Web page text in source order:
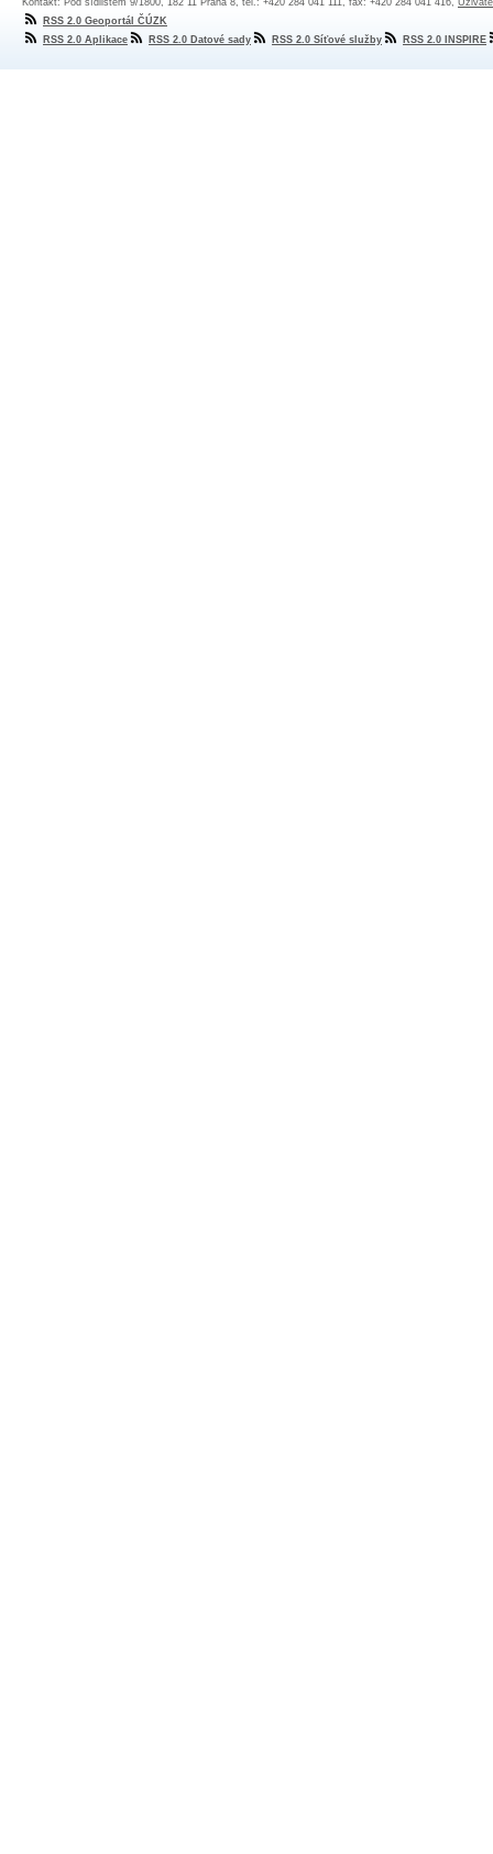
Kontakt: Pod sídlištěm 9/1800, 182 11 Praha 8, tel.: +420 284 041 111, fax: +420 284 041 416,
RSS 2.0 Geoportál ČÚZK
RSS 2.0 Aplikace
RSS 2.0 Datové sady RSS 2.0 Síťové služby RSS 2.0 INSPIRE